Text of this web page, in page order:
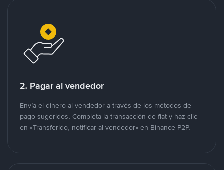
2. Pagar al vendedor
Envía el dinero al vendedor a través de los métodos de
pago sugeridos. Completa la transacción de fiat y haz clic
en «Transferido, notificar al vendedor» en Binance P2P.